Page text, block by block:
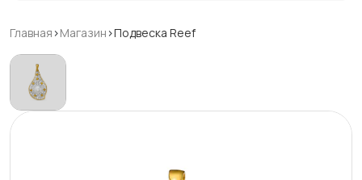
Главная >Магазин >Подвеска Reef